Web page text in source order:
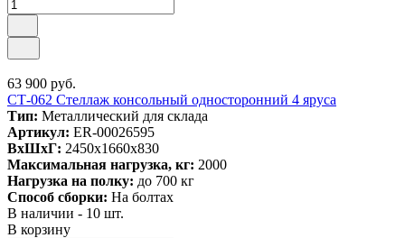
63 900 руб.
СТ-062 Стеллаж консольный односторонний 4 яруса
Тип: Металлический для склада
Артикул: ER-00026595
ВxШxГ: 2450x1660x830
Максимальная нагрузка, кг: 2000
Нагрузка на полку: до 700 кг
Способ сборки: На болтах
В наличии - 10 шт.
В корзину